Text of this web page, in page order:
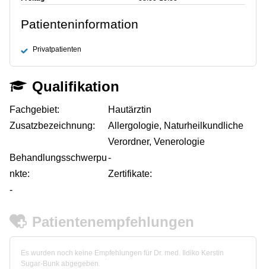
Patienteninformation
Privatpatienten
Qualifikation
Fachgebiet:
Hautärztin
Zusatzbezeichnung:
Allergologie, Naturheilkundliche
Verordner, Venerologie
Behandlungsschwerpu
nkte:
-
Zertifikate:
-
Patientenempfehlungen
Es wurden noch keine Empfehlungen für Dr. med. Ildiko Kerstin
Sugar-Bunk abgegeben.